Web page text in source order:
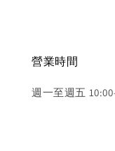
營業時間
週一至週五